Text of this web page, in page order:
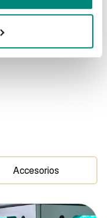
Accesorios